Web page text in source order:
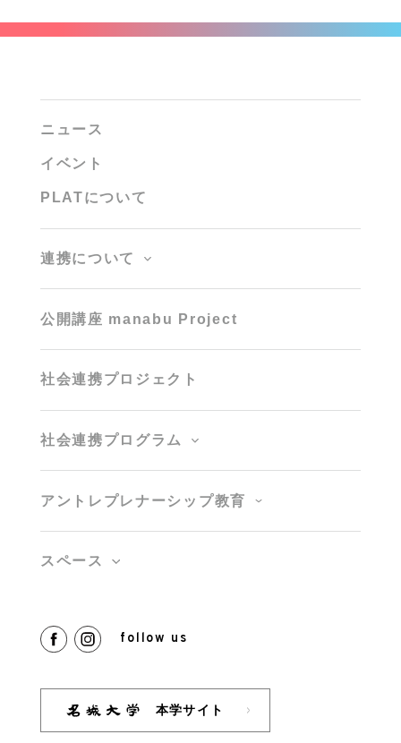
ニュース
イベント
PLATについて
連携について
公開講座 manabu Project
社会連携プロジェクト
社会連携プログラム
アントレプレナーシップ教育
スペース
follow us
本学サイト